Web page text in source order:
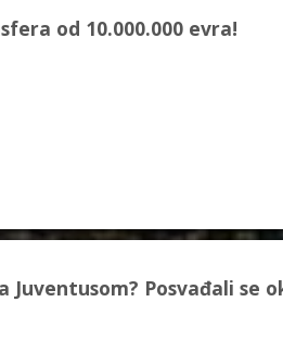
od 10.000.000 evra!
Juventusom? Posvađali se